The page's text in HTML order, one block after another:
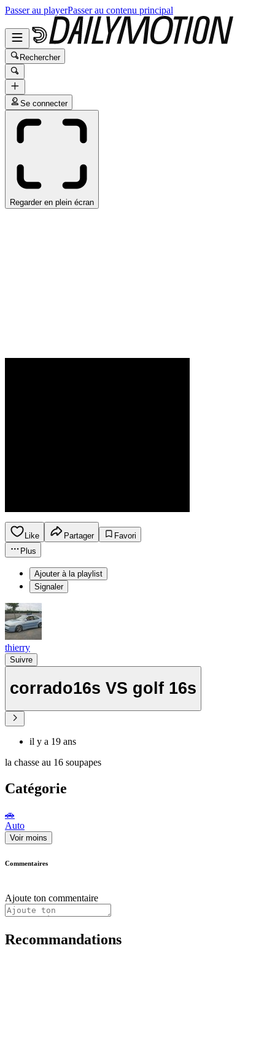
Passer au playerPasser au contenu principal
Rechercher
Se connecter
Regarder en plein écran
Like Partager
Favori
Plus
Ajouter à la playlist
Signaler
thierry
Suivre
corrado16s VS golf 16s
il y a 19 ans
la chasse au 16 soupapes
Catégorie
🚗
Auto
Voir moins
Commentaires
Ajoute ton commentaire
Recommandations